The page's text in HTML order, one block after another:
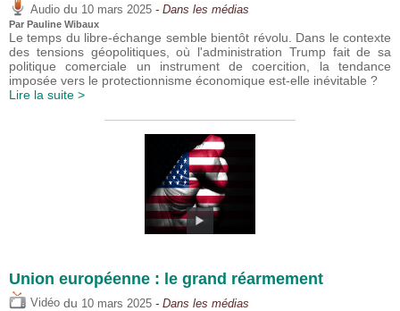
Audio du 10 mars 2025 - Dans les médias
Par Pauline Wibaux
Le temps du libre-échange semble bientôt révolu. Dans le contexte
des tensions géopolitiques, où l'administration Trump fait de sa
politique comerciale un instrument de coercition, la tendance
imposée vers le protectionnisme économique est-elle inévitable ?
Lire la suite >
Union européenne : le grand réarmement
Vidéo du 10 mars 2025 - Dans les médias